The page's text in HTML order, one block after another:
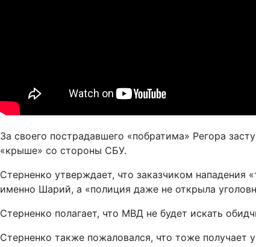
За своего пострадавшего «побратима» Регора
«крыше» со стороны СБУ.
Стерненко утверждает, что заказчиком
именно Шарий, а «полиция даже не открыла
Стерненко полагает, что МВД не будет искать
Стерненко также пожаловался, что тоже получает